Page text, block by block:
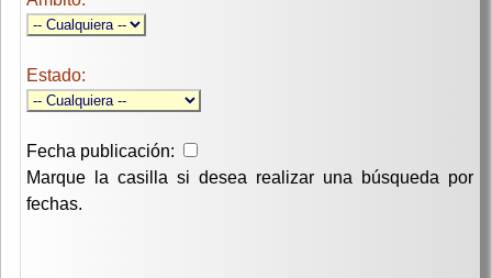
Estado:
Fecha publicación:
Marque la casilla si desea realizar una búsqueda por
fechas.